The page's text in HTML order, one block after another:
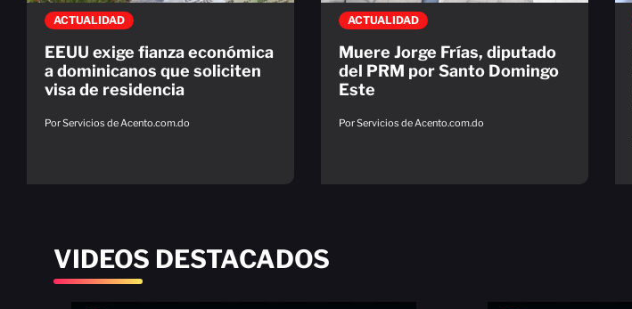
ACTUALIDAD
EEUU exige fianza económica
a dominicanos que soliciten
visa de residencia
Por Servicios de Acento.com.do
ACTUALIDAD
Muere Jorge Frías, diputado
del PRM por Santo Domingo
Este
Por Servicios de Acento.com.do
VIDEOS DESTACADOS